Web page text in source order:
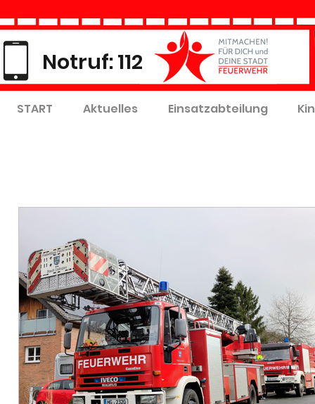
Notruf: 112
START Aktuelles Einsatzabteilung